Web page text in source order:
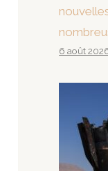
6 août